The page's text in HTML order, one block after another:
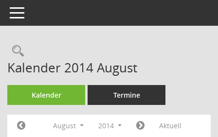
Toggle navigation
Rechercheauswahl
Kalender 2014 August
Kalender Termine
August 2014 Aktuell